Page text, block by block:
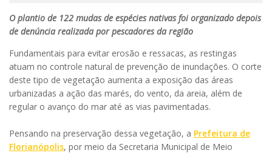
O plantio de 122 mudas de espécies nativas foi organizado depois
de denúncia realizada por pescadores da região
Fundamentais para evitar erosão e ressacas, as restingas
atuam no controle natural de prevenção de inundações. O corte
deste tipo de vegetação aumenta a exposição das áreas
urbanizadas a ação das marés, do vento, da areia, além de
regular o avanço do mar até as vias pavimentadas.
Pensando na preservação dessa vegetação, a Prefeitura de
Florianópolis, por meio da Secretaria Municipal de Meio